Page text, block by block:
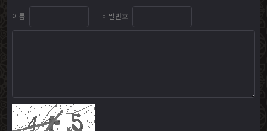
이름 비밀번호